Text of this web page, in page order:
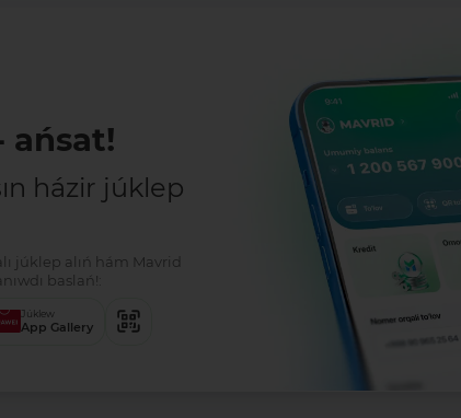
ańsat!
házir júklep
júklep alıń hám Mavrid
baslań!:
Júklew
App Gallery
Tolıq